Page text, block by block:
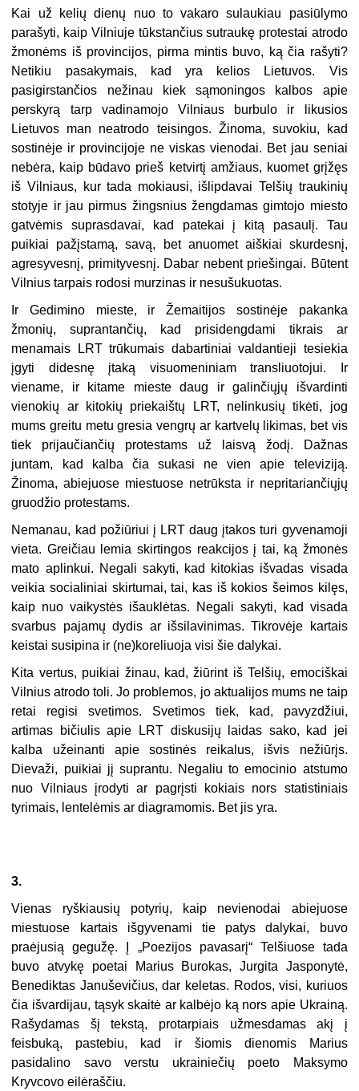
Kai už kelių dienų nuo to vakaro sulaukiau pasiūlymo
parašyti, kaip Vilniuje tūkstančius sutraukę protestai atrodo
žmonėms iš provincijos, pirma mintis buvo, ką čia rašyti?
Netikiu pasakymais, kad yra kelios Lietuvos. Vis
pasigirstančios nežinau kiek sąmoningos kalbos apie
perskyrą tarp vadinamojo Vilniaus burbulo ir likusios
Lietuvos man neatrodo teisingos. Žinoma, suvokiu, kad
sostinėje ir provincijoje ne viskas vienodai. Bet jau seniai
nebėra, kaip būdavo prieš ketvirtį amžiaus, kuomet grįžęs
iš Vilniaus, kur tada mokiausi, išlipdavai Telšių traukinių
stotyje ir jau pirmus žingsnius žengdamas gimtojo miesto
gatvėmis suprasdavai, kad patekai į kitą pasaulį. Tau
puikiai pažįstamą, savą, bet anuomet aiškiai skurdesnį,
agresyvesnį, primityvesnį. Dabar nebent priešingai. Būtent
Vilnius tarpais rodosi murzinas ir nesušukuotas.
Ir Gedimino mieste, ir Žemaitijos sostinėje pakanka
žmonių, suprantančių, kad prisidengdami tikrais ar
menamais LRT trūkumais dabartiniai valdantieji tesiekia
įgyti didesnę įtaką visuomeniniam transliuotojui. Ir
viename, ir kitame mieste daug ir galinčiųjų išvardinti
vienokių ar kitokių priekaištų LRT, nelinkusių tikėti, jog
mums greitu metu gresia vengrų ar kartvelų likimas, bet vis
tiek prijaučiančių protestams už laisvą žodį. Dažnas
juntam, kad kalba čia sukasi ne vien apie televiziją.
Žinoma, abiejuose miestuose netrūksta ir nepritariančiųjų
gruodžio protestams.
Nemanau, kad požiūriui į LRT daug įtakos turi gyvenamoji
vieta. Greičiau lemia skirtingos reakcijos į tai, ką žmonės
mato aplinkui. Negali sakyti, kad kitokias išvadas visada
veikia socialiniai skirtumai, tai, kas iš kokios šeimos kilęs,
kaip nuo vaikystės išauklėtas. Negali sakyti, kad visada
svarbus pajamų dydis ar išsilavinimas. Tikrovėje kartais
keistai susipina ir (ne)koreliuoja visi šie dalykai.
Kita vertus, puikiai žinau, kad, žiūrint iš Telšių, emociškai
Vilnius atrodo toli. Jo problemos, jo aktualijos mums ne taip
retai regisi svetimos. Svetimos tiek, kad, pavyzdžiui,
artimas bičiulis apie LRT diskusijų laidas sako, kad jei
kalba užeinanti apie sostinės reikalus, išvis nežiūrįs.
Dievaži, puikiai jį suprantu. Negaliu to emocinio atstumo
nuo Vilniaus įrodyti ar pagrįsti kokiais nors statistiniais
tyrimais, lentelėmis ar diagramomis. Bet jis yra.
3.
Vienas ryškiausių potyrių, kaip nevienodai abiejuose
miestuose kartais išgyvenami tie patys dalykai, buvo
praėjusią gegužę. Į „Poezijos pavasarį“ Telšiuose tada
buvo atvykę poetai Marius Burokas, Jurgita Jasponytė,
Benediktas Januševičius, dar keletas. Rodos, visi, kuriuos
čia išvardijau, tąsyk skaitė ar kalbėjo ką nors apie Ukrainą.
Rašydamas šį tekstą, protarpiais užmesdamas akį į
feisbuką, pastebiu, kad ir šiomis dienomis Marius
pasidalino savo verstu ukrainiečių poeto Maksymo
Kryvcovo eilėraščiu.